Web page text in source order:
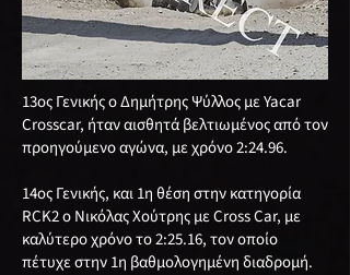
13ος Γενικής ο Δημήτρης Ψύλλος με Yacar
Crosscar, ήταν αισθητά βελτιωμένος από τον
προηγούμενο αγώνα, με χρόνο 2:24.96.
14ος Γενικής, και 1η θέση στην κατηγορία
RCΚ2 ο Νικόλας Χούτρης με Cross Car, με
καλύτερο χρόνο το 2:25.16, τον οποίο
πέτυχε στην 1η βαθμολογημένη διαδρομή.